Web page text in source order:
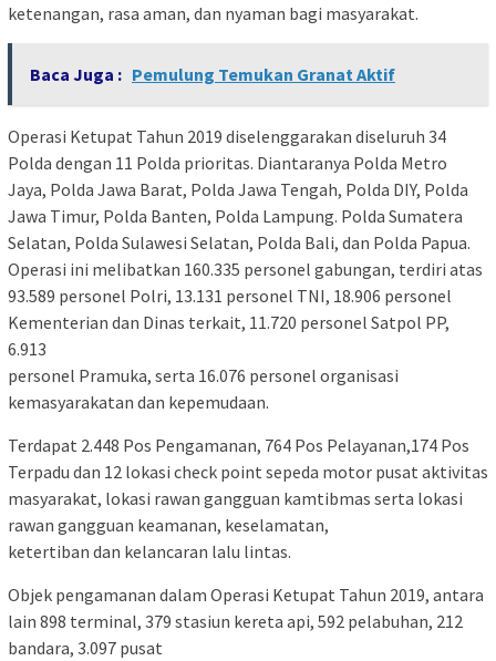
ketenangan, rasa aman, dan nyaman bagi masyarakat.
Baca Juga : Pemulung Temukan Granat Aktif
Operasi Ketupat Tahun 2019 diselenggarakan diseluruh 34
Polda dengan 11 Polda prioritas. Diantaranya Polda Metro
Jaya, Polda Jawa Barat, Polda Jawa Tengah, Polda DIY, Polda
Jawa Timur, Polda Banten, Polda Lampung. Polda Sumatera
Selatan, Polda Sulawesi Selatan, Polda Bali, dan Polda Papua.
Operasi ini melibatkan 160.335 personel gabungan, terdiri atas
93.589 personel Polri, 13.131 personel TNI, 18.906 personel
Kementerian dan Dinas terkait, 11.720 personel Satpol PP,
6.913
personel Pramuka, serta 16.076 personel organisasi
kemasyarakatan dan kepemudaan.
Terdapat 2.448 Pos Pengamanan, 764 Pos Pelayanan,174 Pos
Terpadu dan 12 lokasi check point sepeda motor pusat aktivitas
masyarakat, lokasi rawan gangguan kamtibmas serta lokasi
rawan gangguan keamanan, keselamatan,
ketertiban dan kelancaran lalu lintas.
Objek pengamanan dalam Operasi Ketupat Tahun 2019, antara
lain 898 terminal, 379 stasiun kereta api, 592 pelabuhan, 212
bandara, 3.097 pusat